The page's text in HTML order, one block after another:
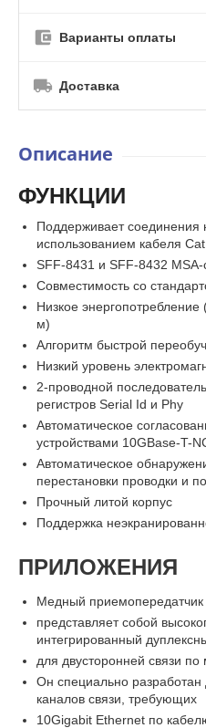
Варианты оплаты
Доставка
Описание
ФУНКЦИИ
Поддерживает соединения
использованием кабеля Cat
SFF-8431 и SFF-8432 MSA-
Совместимость со
Низкое
м)
Алгоритм быстрой
Низкий уровень
2-проводной
регистров Serial Id и Phy
Автоматическое
устройствами 10GBase-T-
Автоматическое
перестановки проводки и
Прочный литой корпус
Поддержка
ПРИЛОЖЕНИЯ
Медный
представляет собой
интегрированный
для двусторонней связи
Он специально разработан
каналов связи, требующих
10Gigabit Ethernet по